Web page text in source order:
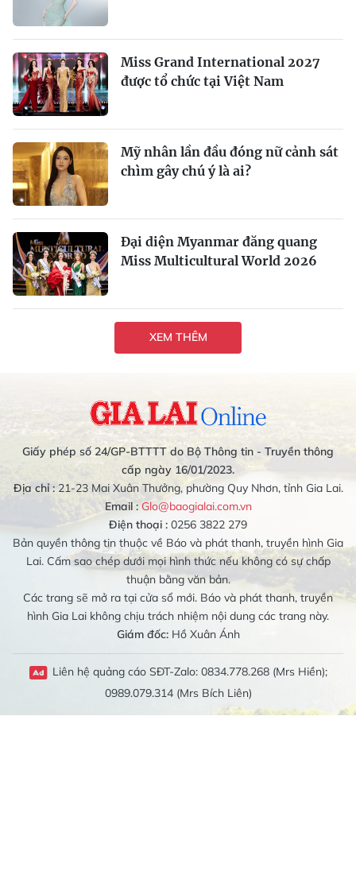
Miss Grand International 2027
được tổ chức tại Việt Nam
Mỹ nhân lần đầu đóng nữ cảnh sát
chìm gây chú ý là ai?
Đại diện Myanmar đăng quang
Miss Multicultural World 2026
XEM THÊM
Giấy phép số 24/GP-BTTTT do Bộ Thông tin - Truyền thông
cấp ngày 16/01/2023.
Địa chỉ :21-23 Mai Xuân Thưởng, phường Quy Nhơn, tỉnh Gia Lai.
Email : Glo@baogialai.com.vn
Điện thoại : 0256 3822 279
Bản quyền thông tin thuộc về Báo và phát thanh, truyền hình Gia
Lai. Cấm sao chép dưới mọi hình thức nếu không có sự chấp
thuận bằng văn bản.
Các trang sẽ mở ra tại cửa sổ mới. Báo và phát thanh, truyền
hình Gia Lai không chịu trách nhiệm nội dung các trang này.
Giám đốc:Hồ Xuân Ánh
Liên hệ quảng cáo SĐT-Zalo: 0834.778.268 (Mrs Hiền);
0989.079.314 (Mrs Bích Liên)